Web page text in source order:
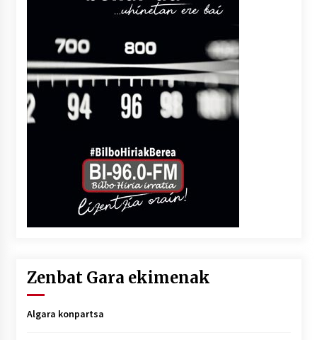
Zenbat Gara ekimenak
Algara konpartsa